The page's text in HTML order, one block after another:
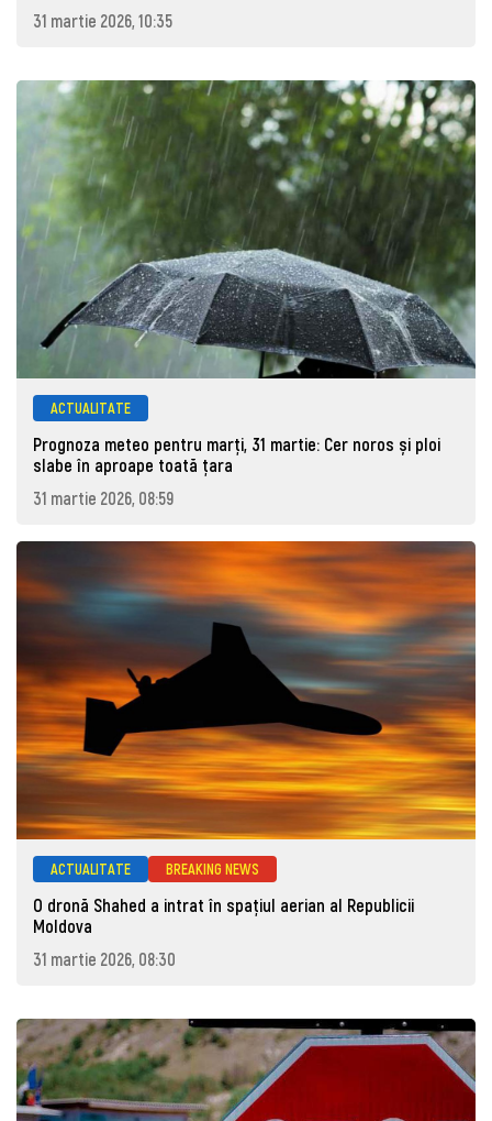
31 martie 2026, 10:35
ACTUALITATE
Prognoza meteo pentru marţi, 31 martie: Cer noros și ploi
slabe în aproape toată țara
31 martie 2026, 08:59
ACTUALITATE BREAKING NEWS
O dronă Shahed a intrat în spațiul aerian al Republicii
Moldova
31 martie 2026, 08:30